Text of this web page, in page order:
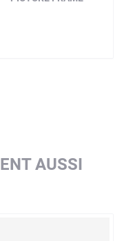
AUSSI